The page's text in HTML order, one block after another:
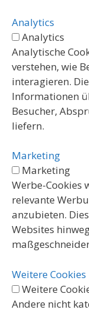
Analytics
Analytics
Analytische
verstehen, wie
interagieren.
Informationen
Besucher,
liefern.
Marketing
Marketing
Werbe-Cookies
relevante
anzubieten.
Websites
Weitere Cookies
Weitere
Andere nicht